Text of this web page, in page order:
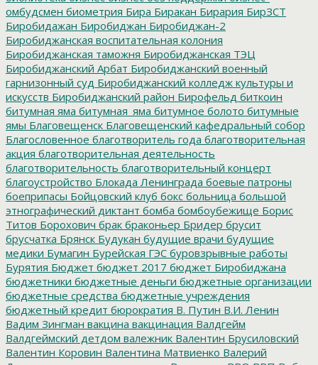
омбудсмен биометрия Бира Биракан Бирария БирЗСТ
Биробидажан Биробиджан Биробиджан-2
Биробиджанская воспитательная колония
Биробиджанская таможня Биробиджанская ТЭЦ
Биробиджанский Арбат Биробиджанский военный
гарнизонный суд Биробиджанский колледж культуры и
искусств Биробиджанский район Бирофельд биткоин
битумная яма битумная_яма битумное болото битумные
ямы Благовещенск Благовещенский кафедральный собор
Благословенное благотворитель года благотворительная
акция благотворительная деятельность
благотворительность благотворительный концерт
благоустройство Блокада Ленинграда боевые патроны
боеприпасы Бойцовский клуб бокс больница большой
этнографический диктант бомба бомбоубежище Борис
Титов Борохович брак браконьер Бридер брусит
брусчатка Брянск Будукан будущие врачи будущие
медики Бумагин Бурейская ГЭС буровзрывные работы
Бурятия Бюджет бюджет 2017 бюджет Биробиджана
бюджетники бюджетные деньги бюджетные организации
бюджетные средства бюджетные учреждения
бюджетный кредит бюрократия В. Путин В.И. Ленин
Вадим Зингман вакцина вакцинация Валдгейм
Валдгеймский детдом валежник Валентин Брусиловский
Валентин Коровин Валентина Матвиенко Валерий